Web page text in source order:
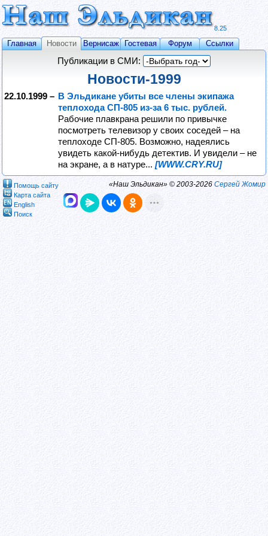
8.25
Главная Новости Вернисаж Гостевая Форум Ссылки
Публикации в СМИ:
Новости-1999
22.10.1999 – В Эльдикане убиты все члены экипажа
теплохода СП-805 из-за 6 тыс. рублей.
Рабочие плавкрана решили по привычке
посмотреть телевизор у своих соседей – на
теплоходе СП-805. Возможно, надеялись
увидеть какой-нибудь детектив. И увидели – не
на экране, а в натуре... [WWW.CRY.RU]
Помощь сайту
Карта сайта
English
Поиск
«Наш Эльдикан» © 2003-2026 Сергей Жомир